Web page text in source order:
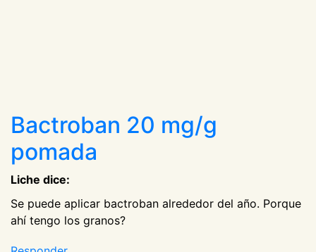
Bactroban 20 mg/g
pomada
Liche dice:
Se puede aplicar bactroban alrededor del año. Porque
ahí tengo los granos?